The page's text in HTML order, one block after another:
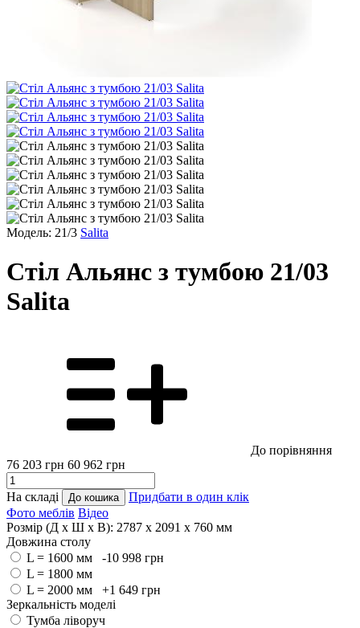
Модель: 21/3 Salita
Стіл Альянс з тумбою 21/03
Salita
До порівняння
76 203 грн 60 962 грн
На складі До кошика
Придбати в один клік
Фото меблів Відео
Розмір (Д x Ш x В): 2787 x 2091 x 760 мм
Довжина столу
L = 1600 мм -10 998 грн
L = 1800 мм
L = 2000 мм +1 649 грн
Зеркальність моделі
Тумба ліворуч